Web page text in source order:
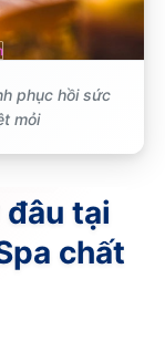
phục hồi sức
mỏi
đâu tại
chất